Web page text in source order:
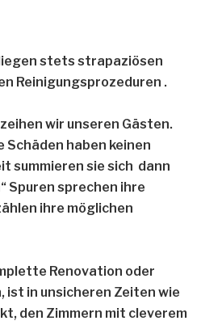
stets strapaziösen
Reinigungsprozeduren .
wir unseren Gästen.
Schäden haben keinen
summieren sie sich dann
Spuren sprechen ihre
ihre möglichen
Renovation oder
ist in unsicheren Zeiten wie
den Zimmern mit cleverem